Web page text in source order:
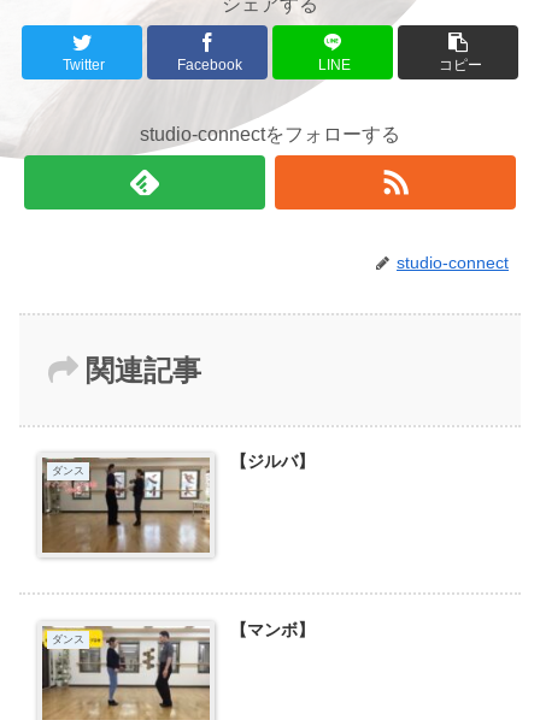
Twitter Facebook LINE コピー
studio-connectをフォローする
studio-connect
関連記事
ダンス 【ジルバ】
ダンス 【マンボ】